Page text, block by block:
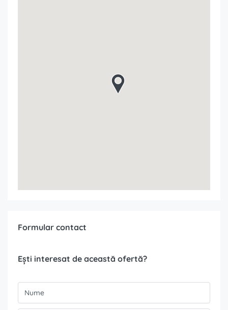
Formular contact
Ești interesat de această ofertă?